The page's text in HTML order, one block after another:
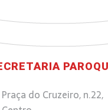
Praça do Cruzeiro, n.22,